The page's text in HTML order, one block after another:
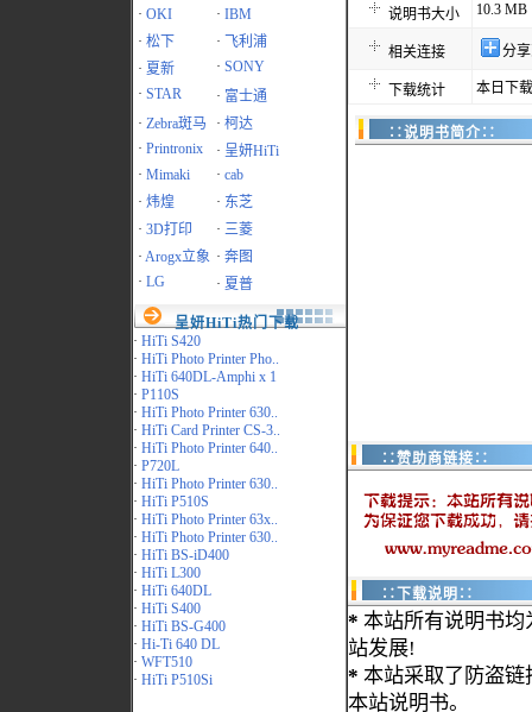
· OKI · IBM
· 松下 ·
飞利浦
· 夏新 · SONY
· STAR · 富士通
· Zebra斑马 · 柯达
· Printronix · 呈妍HiTi
· Mimaki · cab
· 炜煌 · 东芝
· 3D打印 · 三菱
· Arogx立象 · 奔图
· LG · 夏普
呈妍HiTi热门下载
· HiTi S420
· HiTi Photo Printer Pho..
· HiTi 640DL-Amphi x 1
· P110S
· HiTi Photo Printer 630..
· HiTi Card Printer CS-3..
· HiTi Photo Printer 640..
· P720L
· HiTi Photo Printer 630..
· HiTi P510S
· HiTi Photo Printer 63x..
· HiTi Photo Printer 630..
· HiTi BS-iD400
· HiTi L300
· HiTi 640DL
· HiTi S400
· HiTi BS-G400
· Hi-Ti 640 DL
· WFT510
· HiTi P510Si
说明书大小 10.3 MB
相关连接 分
下载统计 本日下
∷说明书简介∷
∷赞助商链接∷
∷下载说明∷
* 本站所有说明书均
站发展!
* 本站采取了防盗链
本站说明书。